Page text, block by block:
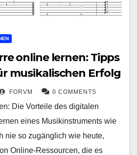
online lernen: Tipps
musikalischen Erfolg
FORVM 0 COMMENTS
Die Vorteile des digitalen
eines Musikinstruments wie
nie so zugänglich wie heute,
Online-Ressourcen, die es